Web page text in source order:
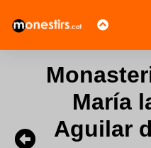
María
Aguilar